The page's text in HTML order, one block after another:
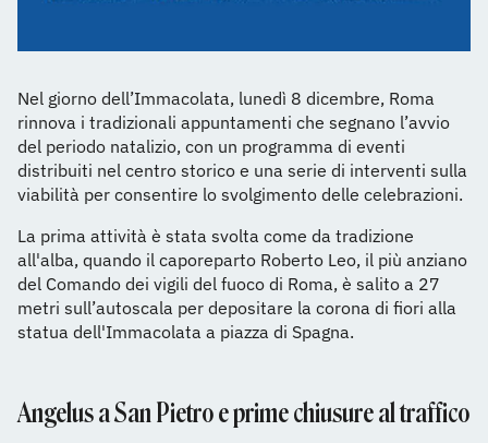
Nel giorno dell’Immacolata, lunedì 8 dicembre, Roma
rinnova i tradizionali appuntamenti che segnano l’avvio
del periodo natalizio, con un programma di eventi
distribuiti nel centro storico e una serie di interventi sulla
viabilità per consentire lo svolgimento delle celebrazioni.
La prima attività è stata svolta come da tradizione
all'alba, quando il caporeparto Roberto Leo, il più anziano
del Comando dei vigili del fuoco di Roma, è salito a 27
metri sull’autoscala per depositare la corona di fiori alla
statua dell'Immacolata a piazza di Spagna.
Angelus a San Pietro e prime chiusure al traffico